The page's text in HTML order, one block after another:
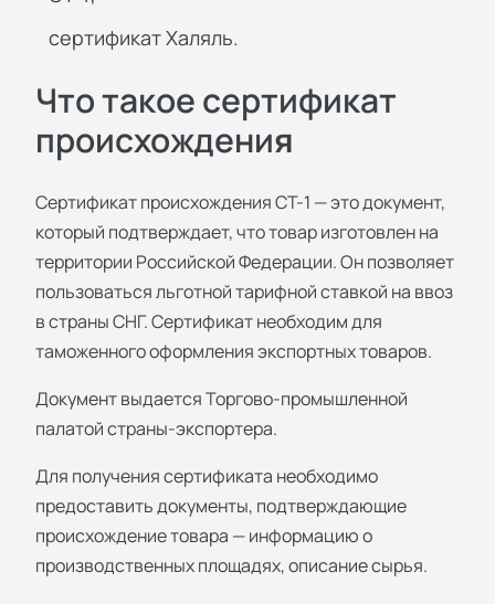
сертификат Халяль.
Что такое сертификат
происхождения
Сертификат происхождения СТ-1 — это документ,
который подтверждает, что товар изготовлен на
территории Российской Федерации. Он позволяет
пользоваться льготной тарифной ставкой на ввоз
в страны СНГ. Сертификат необходим для
таможенного оформления экспортных товаров.
Документ выдается Торгово-промышленной
палатой страны-экспортера.
Для получения сертификата необходимо
предоставить документы, подтверждающие
происхождение товара — информацию о
производственных площадях, описание сырья.